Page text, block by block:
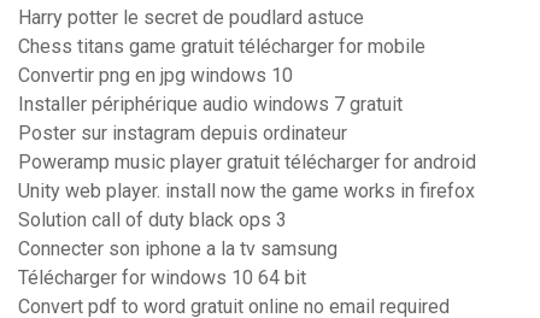
Harry potter le secret de poudlard astuce
Chess titans game gratuit télécharger for mobile
Convertir png en jpg windows 10
Installer périphérique audio windows 7 gratuit
Poster sur instagram depuis ordinateur
Poweramp music player gratuit télécharger for android
Unity web player. install now the game works in firefox
Solution call of duty black ops 3
Connecter son iphone a la tv samsung
Télécharger for windows 10 64 bit
Convert pdf to word gratuit online no email required